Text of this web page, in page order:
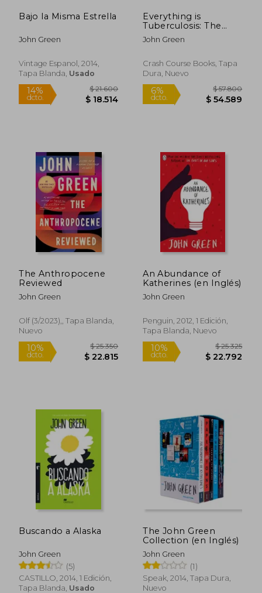
Bajo la Misma Estrella
John Green
Vintage Espanol, 2014,
Tapa Blanda, Usado
Everything is
Tuberculosis: The
History and
Persistence of our
(en Inglés)
John Green
Crash Course Books, Tapa
Dura, Nuevo
6%
dcto.
The Anthropocene
Reviewed
John Green
Olf (3/2023),, Tapa Blanda,
Nuevo
An Abundance of
Katherines (en Inglés)
John Green
Penguin, 2012, 1 Edición,
Tapa Blanda, Nuevo
Buscando a Alaska
John Green
(5)
CASTILLO, 2014, 1 Edición,
Tapa Blanda, Usado
The John Green
Collection (en Inglés)
John Green
(1)
Speak, 2014, Tapa Dura,
Nuevo